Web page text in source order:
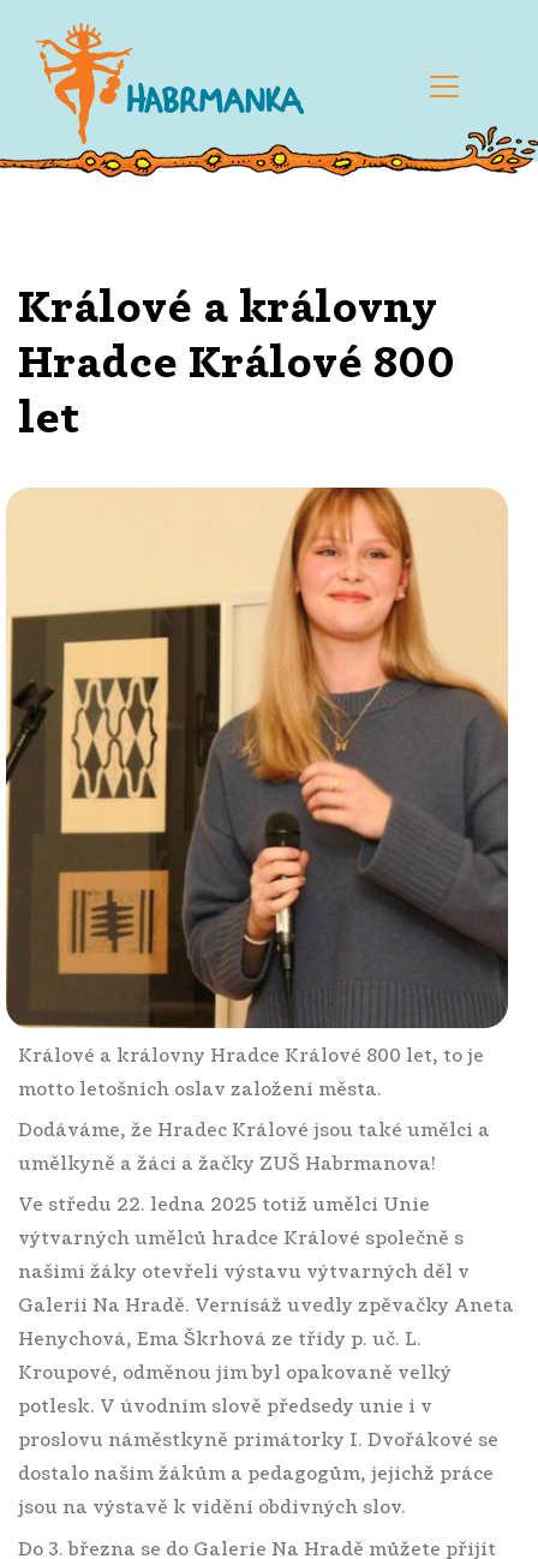
Králové a královny
Hradce Králové 800
let
Králové a královny Hradce Králové 800 let, to je
motto letošních oslav založení města.
Dodáváme, že Hradec Králové jsou také umělci a
umělkyně a žáci a žačky ZUŠ Habrmanova!
Ve středu 22. ledna 2025 totiž umělci Unie
výtvarných umělců hradce Králové společně s
našimi žáky otevřeli výstavu výtvarných děl v
Galerii Na Hradě. Vernisáž uvedly zpěvačky Aneta
Henychová, Ema Škrhová ze třídy p. uč. L.
Kroupové, odměnou jim byl opakovaně velký
potlesk. V úvodním slově předsedy unie i v
proslovu náměstkyně primátorky I. Dvořákové se
dostalo našim žákům a pedagogům, jejichž práce
jsou na výstavě k vidění obdivných slov.
Do 3. března se do Galerie Na Hradě můžete přijít